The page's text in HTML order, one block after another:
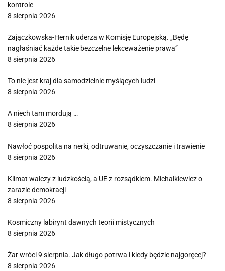
kontrole
8 sierpnia 2026
Zajączkowska-Hernik uderza w Komisję Europejską. „Będę
nagłaśniać każde takie bezczelne lekceważenie prawa”
8 sierpnia 2026
To nie jest kraj dla samodzielnie myślących ludzi
8 sierpnia 2026
A niech tam mordują …
8 sierpnia 2026
Nawłoć pospolita na nerki, odtruwanie, oczyszczanie i trawienie
8 sierpnia 2026
Klimat walczy z ludzkością, a UE z rozsądkiem. Michalkiewicz o
zarazie demokracji
8 sierpnia 2026
Kosmiczny labirynt dawnych teorii mistycznych
8 sierpnia 2026
Żar wróci 9 sierpnia. Jak długo potrwa i kiedy będzie najgoręcej?
8 sierpnia 2026